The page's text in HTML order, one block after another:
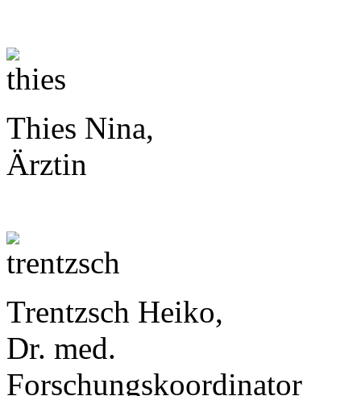
Thies Nina,
Ärztin
Trentzsch Heiko,
Dr. med.
Forschungskoordinator